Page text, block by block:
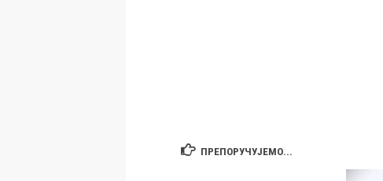
ПРЕПОРУЧУЈЕМО...